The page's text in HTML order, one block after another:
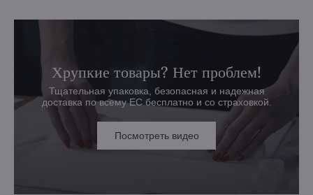
Хрупкие товары? Нет проблем!
Тщательная упаковка, безопасная и надежная
доставка по всему ЕС бесплатно и со страховкой.
Посмотреть видео